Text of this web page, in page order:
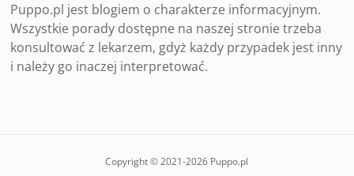
Puppo.pl jest blogiem o charakterze informacyjnym.
Wszystkie porady dostępne na naszej stronie trzeba
konsultować z lekarzem, gdyż każdy przypadek jest inny
i należy go inaczej interpretować.
Copyright © 2021-2026 Puppo.pl